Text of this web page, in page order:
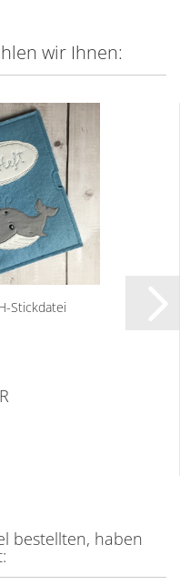
wir Ihnen:
Stickdatei
bestellten, haben